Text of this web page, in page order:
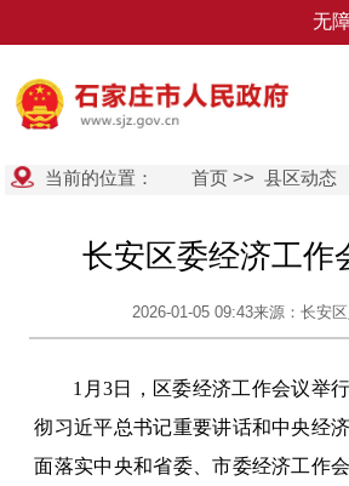
无
当前的位置： 首页 >>县区动态
长安区委经济工作
2026-01-05 09:43来源：长安
1月3日，区委经济工作会议举
彻习近平总书记重要讲话和中央经
面落实中央和省委、市委经济工作